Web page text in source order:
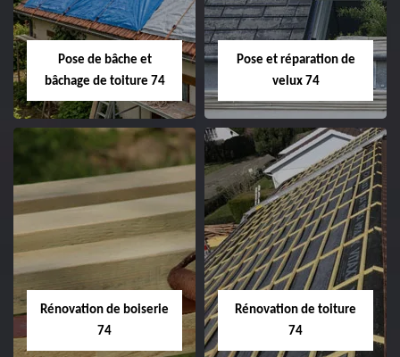
Pose de bâche et
bâchage de toiture 74
Pose et réparation de
velux 74
Rénovation de boiserie
74
Rénovation de toiture
74